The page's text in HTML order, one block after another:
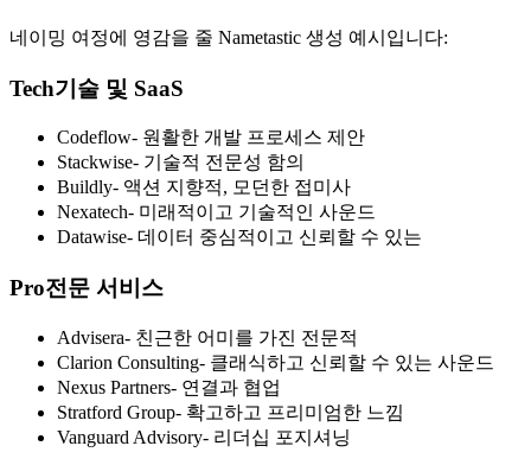
네이밍 여정에 영감을 줄 Nametastic 생성 예시입니다:
Tech기술 및 SaaS
Codeflow- 원활한 개발 프로세스 제안
Stackwise- 기술적 전문성 함의
Buildly- 액션 지향적, 모던한 접미사
Nexatech- 미래적이고 기술적인 사운드
Datawise- 데이터 중심적이고 신뢰할 수 있는
Pro전문 서비스
Advisera- 친근한 어미를 가진 전문적
Clarion Consulting- 클래식하고 신뢰할 수 있는 사운드
Nexus Partners- 연결과 협업
Stratford Group- 확고하고 프리미엄한 느낌
Vanguard Advisory- 리더십 포지셔닝